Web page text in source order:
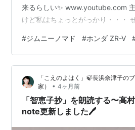
来るらしい✨ www.youtube.com
けど私はちょっとがっかり・・・
て、狭い道が多いこの町で 私が上
か！？ ZR-Vは昔乗ってたオデッ
いし SUVの中でもそんなに大きく
って 主人は言うけど…私がオデッ
３０～４０代前半やったからね
#ジムニーノマド #ホンダ ZR-V
「こえのよはく」🍃長浜奈津子の
家）
• 4ヶ月前
「智恵子抄」を朗読する〜高
note更新しました🖊️